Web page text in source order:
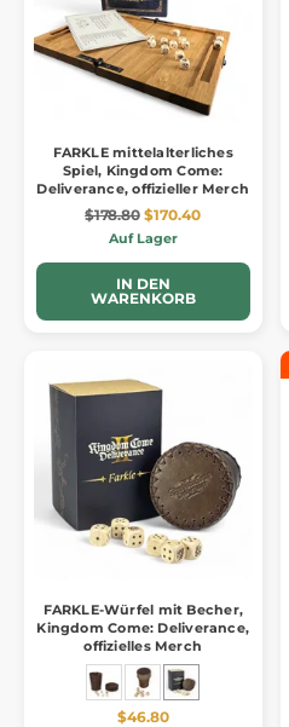
FARKLE mittelalterliches
Spiel, Kingdom Come:
Deliverance, offizieller Merch
$178.80 $170.40
Auf Lager
IN DEN
WARENKORB
FARKLE-Würfel mit Becher,
Kingdom Come: Deliverance,
offizielles Merch
$46.80